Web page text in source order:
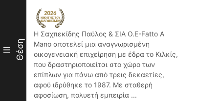
III Θέση
Η Σαχπεκίδης Παύλος & ΣΙΑ Ο.Ε-Fatto A
Mano αποτελεί μια αναγνωρισμένη
οικογενειακή επιχείρηση με έδρα το Κιλκίς,
που δραστηριοποιείται στο χώρο των
επίπλων για πάνω από τρεις δεκαετίες,
αφού ιδρύθηκε το 1987. Με σταθερή
αφοσίωση, πολυετή εμπειρία ...